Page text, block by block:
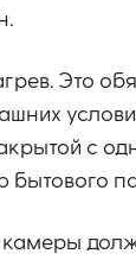
Это
с
бытового